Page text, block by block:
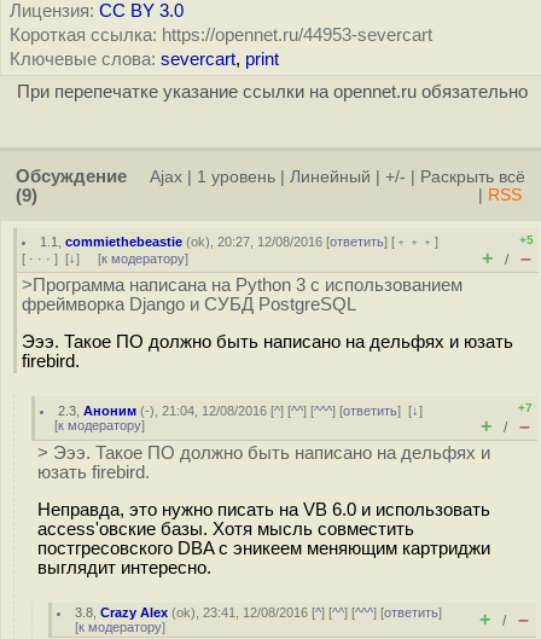
Лицензия: CC BY 3.0
Короткая ссылка: https://opennet.ru/44953-severcart
Ключевые слова: severcart, print
При перепечатке указание ссылки на opennet.ru обязательно
Обсуждение
(9)
Ajax 1 уровень Линейный +/-
Раскрыть всё
RSS
1.1 ,commiethebeastie (ok), 20:27, 12/08/2016 [ответить] [ ﹢﹢﹢]
[ · · · ] [↓] [к модератору]
+5
+ / –
>Программа написана на Python 3 с использованием
фреймворка Django и СУБД PostgreSQL
Эээ. Такое ПО должно быть написано на дельфях и юзать
firebird.
2.3 ,Аноним (-), 21:04, 12/08/2016 [^] [^^] [^^^] [ответить][↓]
[к модератору]
+7
+ / –
> Эээ. Такое ПО должно быть написано на дельфях и
юзать firebird.
Неправда, это нужно писать на VB 6.0 и использовать
access'овские базы. Хотя мысль совместить
постгресовского DBA с эникеем меняющим картриджи
выглядит интересно.
3.8 ,Crazy Alex (ok), 23:41, 12/08/2016 [^] [^^] [^^^] [ответить]
[к модератору] + / –